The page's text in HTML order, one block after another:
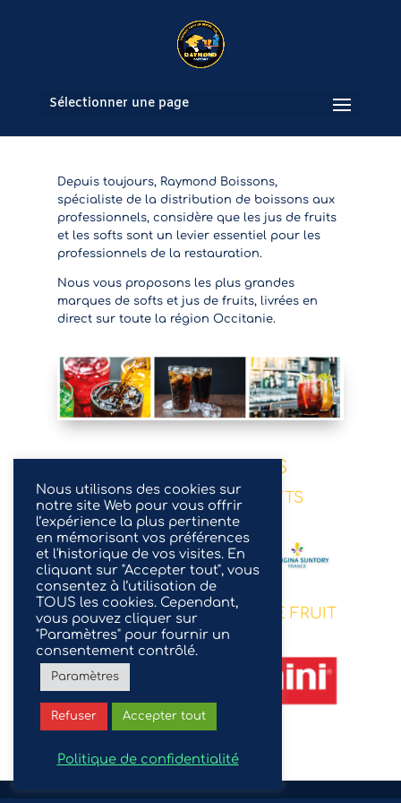
Sélectionner une page
Depuis toujours, Raymond Boissons,
spécialiste de la distribution de boissons aux
professionnels, considère que les jus de fruits
et les softs sont un levier essentiel pour les
professionnels de la restauration.
Nous vous proposons les plus grandes
marques de softs et jus de fruits, livrées en
direct sur toute la région Occitanie.
NOS PARTENAIRES
NOS PARTENAIRES SOFTS
NOTRE PARTENAIRE JUS DE FRUIT
Nous utilisons des cookies sur
notre site Web pour vous offrir
l’expérience la plus pertinente
en mémorisant vos préférences
et l'historique de vos visites. En
cliquant sur "Accepter tout", vous
consentez à l’utilisation de
TOUS les cookies. Cependant,
vous pouvez cliquer sur
"Paramètres" pour fournir un
consentement contrôlé.
Paramètres
Refuser Accepter tout
Politique de confidentialité